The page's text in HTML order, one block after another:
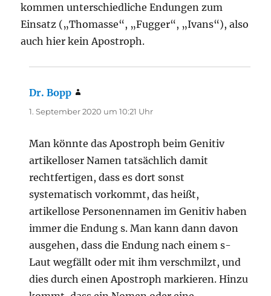
kommen unterschiedliche Endungen zum
Einsatz („Thomasse“, „Fugger“, „Ivans“), also
auch hier kein Apostroph.
Dr. Bopp
1. September 2020 um 10:21 Uhr
Man könnte das Apostroph beim Genitiv
artikelloser Namen tatsächlich damit
rechtfertigen, dass es dort sonst
systematisch vorkommt, das heißt,
artikellose Personennamen im Genitiv haben
immer die Endung s. Man kann dann davon
ausgehen, dass die Endung nach einem s-
Laut wegfällt oder mit ihm verschmilzt, und
dies durch einen Apostroph markieren. Hinzu